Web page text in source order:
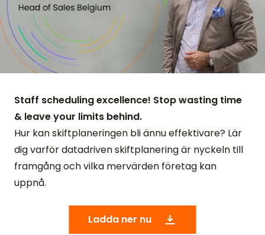
Staff scheduling excellence! Stop wasting time
& leave your limits behind.
Hur kan skiftplaneringen bli ännu effektivare? Lär
dig varför datadriven skiftplanering är nyckeln till
framgång och vilka mervärden företag kan
uppnå.
Ladda ner nu